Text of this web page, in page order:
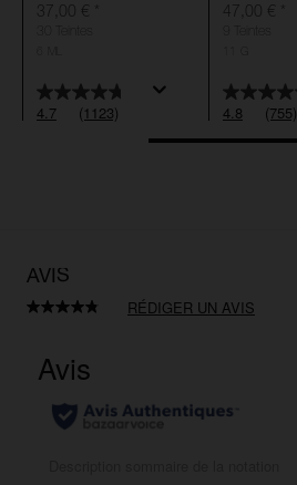
4.7 (1123)
37,00 € *
4.8 (755)
47,00 € *
AVIS
RÉDIGER UN AVIS